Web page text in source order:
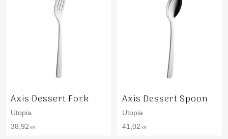
Axis Dessert Fork
Utopia
38,92 KR
Axis Dessert Spoon
Utopia
41,02 KR